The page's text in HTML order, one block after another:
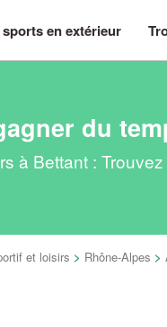
en extérieur
du
à Bettant :
et loisirs > Rhône-Alpes >